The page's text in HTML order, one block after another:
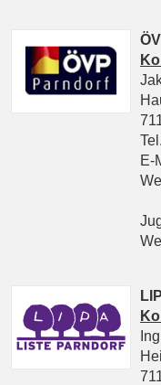
E-